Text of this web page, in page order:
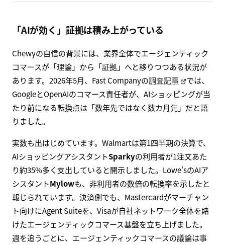
「AIが効く」証拠は積み上がっている
Chewyの自信の背景には、業界全体でエージェンティック
コマースが「理論」から「証拠」へと移りつつある状況が
あります。2026年5月、Fast Companyの調査記事
では、
GoogleとOpenAIのコマース責任者が、AIショッピングが当
たり前になる転換点は「数年先ではなく数カ月先」だと語
りました。
実数も出はじめています。Walmartは第1四半期の決算で、
AIショッピングアシスタントSparkyの利用者が1注文あた
り約35%多く支出していると開示しました。Lowe'sのAIア
シスタントMylowも、非利用者の数倍の転換率を示したと
報じられています。決済側でも、Mastercardがマーチャン
ト向けにAgent Suiteを、Visaが自社ネットワーク全体を賭
けたエージェンティックコマース基盤を立ち上げました。
週を追うごとに、エージェンティックコマースの議論は事